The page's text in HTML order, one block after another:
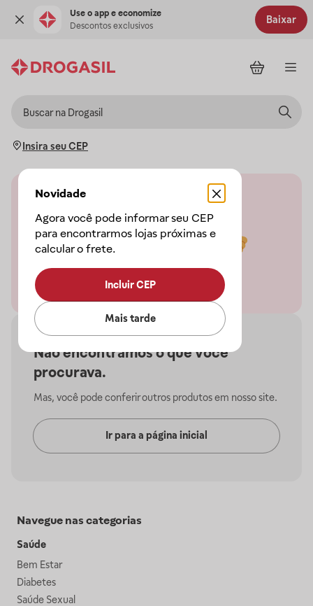
Use o app e economize
Descontos exclusivos
Baixar
Insira seu CEP
Novidade
Agora você pode informar seu CEP
para encontrarmos lojas próximas e
calcular o frete.
Incluir CEP
Mais tarde
Não encontramos o que você
procurava.
Mas, você pode conferir outros produtos em nosso site.
Ir para a página inicial
Navegue nas categorias
Saúde
Bem Estar
Diabetes
Saúde Sexual